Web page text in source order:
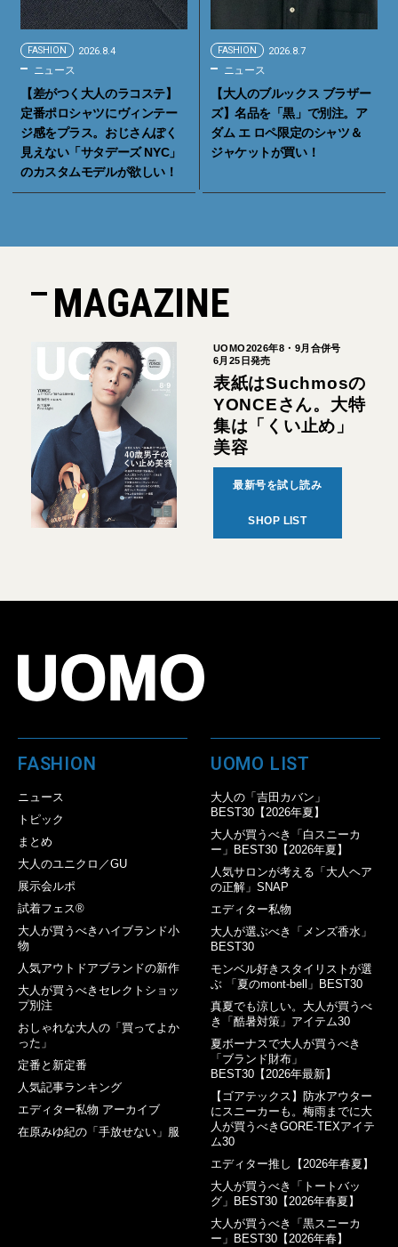
FASHION 2026.8.4
ニュース
【差がつく大人のラコステ】
定番ポロシャツにヴィンテー
ジ感をプラス。おじさんぽく
見えない「サタデーズ NYC」
のカスタムモデルが欲しい！
FASHION 2026.8.7
ニュース
【大人のブルックス ブラザー
ズ】名品を「黒」で別注。ア
ダム エ ロペ限定のシャツ＆
ジャケットが買い！
MAGAZINE
UOMO2026年8・9月合併号
6月25日発売
表紙はSuchmosの
YONCEさん。大特
集は「くい止め」
美容
最新号を試し読み
SHOP LIST
FASHION
ニュース
トピック
まとめ
大人のユニクロ／GU
展示会ルポ
試着フェス®︎
大人が買うべきハイブランド小
物
人気アウトドアブランドの新作
大人が買うべきセレクトショッ
プ別注
おしゃれな大人の「買ってよか
った」
定番と新定番
人気記事ランキング
エディター私物 アーカイブ
在原みゆ紀の「手放せない」服
UOMO LIST
大人の「吉田カバン」
BEST30【2026年夏】
大人が買うべき「白スニーカ
ー」BEST30【2026年夏】
人気サロンが考える「大人ヘア
の正解」SNAP
エディター私物
大人が選ぶべき「メンズ香水」
BEST30
モンベル好きスタイリストが選
ぶ 「夏のmont-bell」BEST30
真夏でも涼しい。大人が買うべ
き「酷暑対策」アイテム30
夏ボーナスで大人が買うべき
「ブランド財布」
BEST30【2026年最新】
【ゴアテックス】防水アウター
にスニーカーも。梅雨までに大
人が買うべきGORE-TEXアイテ
ム30
エディター推し【2026年春夏】
大人が買うべき「トートバッ
グ」BEST30【2026年春夏】
大人が買うべき「黒スニーカ
ー」BEST30【2026年春】